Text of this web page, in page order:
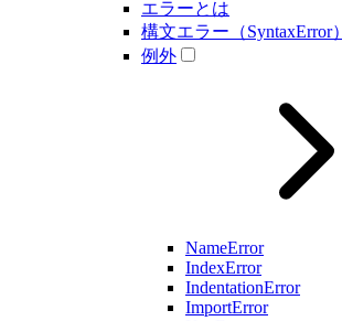
エラーとは
構文エラー（SyntaxError）
例外
NameError
IndexError
IndentationError
ImportError